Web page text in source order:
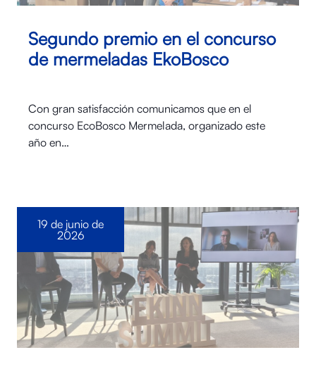
Segundo premio en el concurso
de mermeladas EkoBosco
Con gran satisfacción comunicamos que en el
concurso EcoBosco Mermelada, organizado este
año en…
19 de junio de
2026